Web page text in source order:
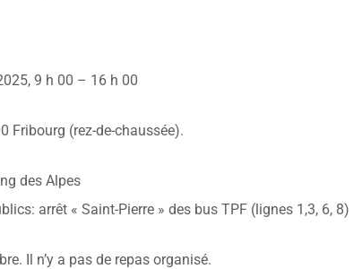
9 h 00 – 16 h 00
Fribourg (rez-de-chaussée).
des Alpes
arrêt « Saint-Pierre » des bus TPF (lignes 1,3, 6, 8)
Il n’y a pas de repas organisé.